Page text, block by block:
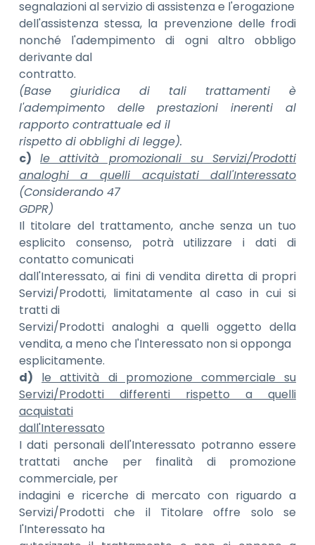
segnalazioni al servizio di assistenza e l'erogazione
dell'assistenza stessa, la prevenzione delle frodi
nonché l'adempimento di ogni altro obbligo
derivante dal
contratto.
(Base giuridica di tali trattamenti è
l'adempimento delle prestazioni inerenti al
rapporto contrattuale ed il
rispetto di obblighi di legge).
c) le attività promozionali su Servizi/Prodotti
analoghi a quelli acquistati dall'Interessato
(Considerando 47
GDPR)
Il titolare del trattamento, anche senza un tuo
esplicito consenso, potrà utilizzare i dati di
contatto comunicati
dall'Interessato, ai fini di vendita diretta di propri
Servizi/Prodotti, limitatamente al caso in cui si
tratti di
Servizi/Prodotti analoghi a quelli oggetto della
vendita, a meno che l'Interessato non si opponga
esplicitamente.
d)
le attività di promozione commerciale su
Servizi/Prodotti differenti rispetto a quelli
acquistati
dall'Interessato
I dati personali dell'Interessato potranno essere
trattati anche per finalità di promozione
commerciale, per
indagini e ricerche di mercato con riguardo a
Servizi/Prodotti che il Titolare offre solo se
l'Interessato ha